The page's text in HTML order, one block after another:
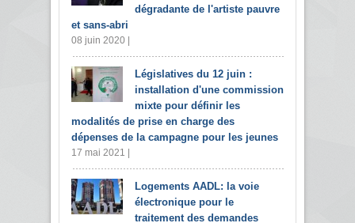
dégradante de l'artiste pauvre
et sans-abri
08 juin 2020 |
Législatives du 12 juin :
installation d'une commission
mixte pour définir les
modalités de prise en charge des
dépenses de la campagne pour les jeunes
17 mai 2021 |
Logements AADL: la voie
électronique pour le
traitement des demandes